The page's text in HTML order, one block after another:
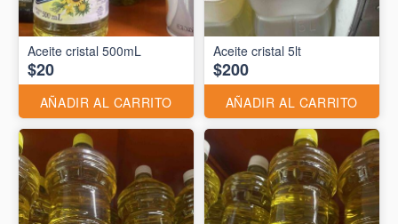
Aceite cristal 500mL
$20
AÑADIR AL CARRITO
Aceite cristal 5lt
$200
AÑADIR AL CARRITO